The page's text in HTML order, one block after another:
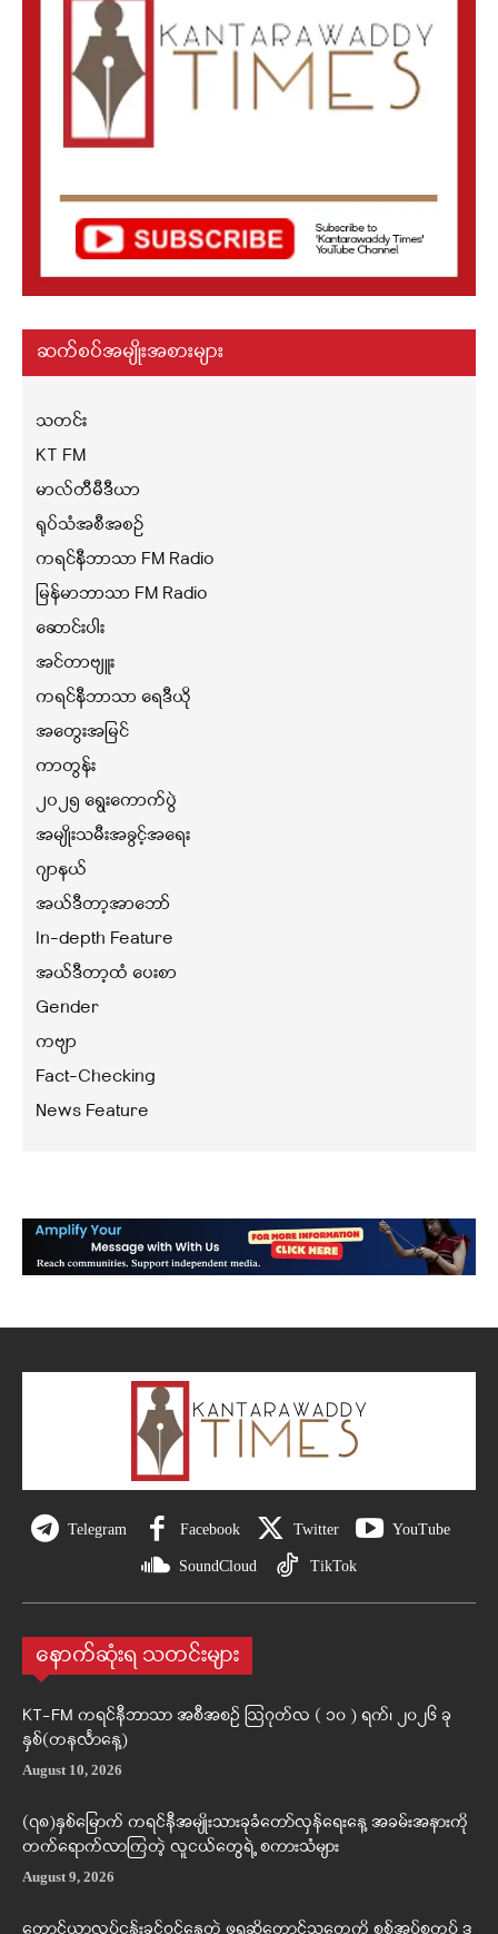
ဆက်စပ်အမျိုးအစားများ
သတင်း
KT FM
မာလ်တီမီဒီယာ
ရုပ်သံအစီအစဉ်
ကရင်နီဘာသာ FM Radio
မြန်မာဘာသာ FM Radio
ဆောင်းပါး
အင်တာဗျူး
ကရင်နီဘာသာ ရေဒီယို
အတွေးအမြင်
ကာတွန်း
၂၀၂၅ ရွေးကောက်ပွဲ
အမျိုးသမီးအခွင့်အရေး
ဂျာနယ်
အယ်ဒီတာ့အာဘော်
In-depth Feature
အယ်ဒီတာ့ထံ ပေးစာ
Gender
ကဗျာ
Fact-Checking
News Feature
Telegram Facebook Twitter YouTube
SoundCloud TikTok
နောက်ဆုံးရ သတင်းများ
KT-FM ကရင်နီဘာသာ အစီအစဉ် ဩဂုတ်လ ( ၁၀ ) ရက်၊ ၂၀၂၆ ခု
နှစ်(တနင်္လာနေ့)
August 10, 2026
(၇၈)နှစ်မြောက် ကရင်နီအမျိုးသားခုခံတော်လှန်ရေးနေ့ အခမ်းအနားကို
တက်ရောက်လာကြတဲ့ လူငယ်တွေရဲ့ စကားသံများ
August 9, 2026